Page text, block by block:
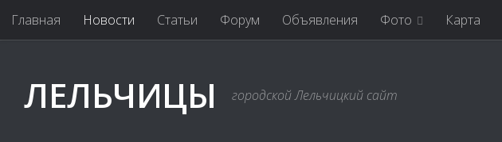
Главная Новости Статьи Форум Объявления Фото Карта
ЛЕЛЬЧИЦЫ городской Лельчицкий сайт